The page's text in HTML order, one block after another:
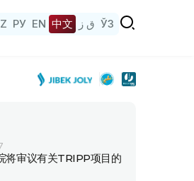
РУ EN 中文 ق ز ЎЗ
将审议有关TRIPP项目的